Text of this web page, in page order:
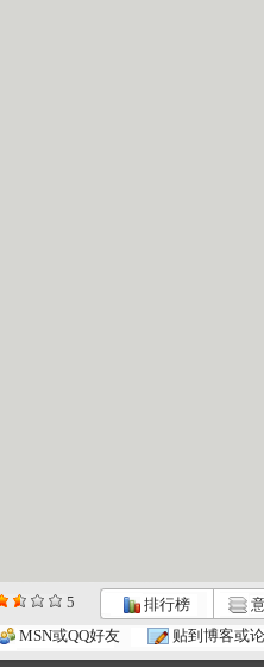
5 排行榜
MSN或QQ好友 贴到博客或